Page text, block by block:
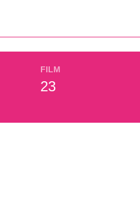
FILM
23